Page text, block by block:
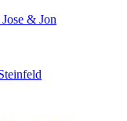
& Jon